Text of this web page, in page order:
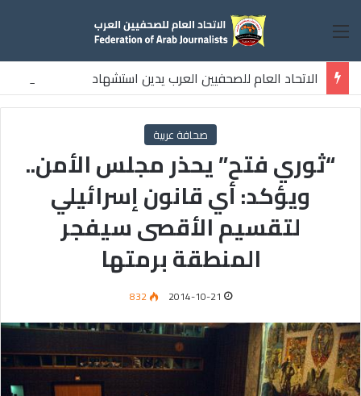
القائمة
الاتحاد العام للصحفيين العرب يدين استشهاد
ثلاثة صحفيين فلسطينيين باستهداف إسرائيلي وسط قطاع غزة
صحافة عربية
“ثوري فتح” يحذر مجلس الأمن..
ويؤكد: أي قانون إسرائيلي
لتقسيم الأقصى سيفجر
المنطقة برمتها
2014-10-21
832